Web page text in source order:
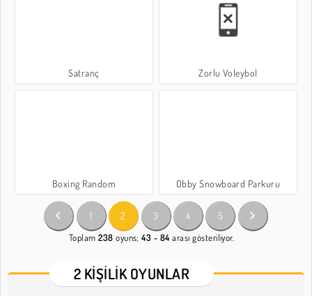
Satranç Zorlu Voleybol
Boxing Random Obby Snowboard Parkuru
1 2 3 4 5
Toplam238 oyuns;43 - 84 arası gösteriliyor.
2 KIŞILIK OYUNLAR